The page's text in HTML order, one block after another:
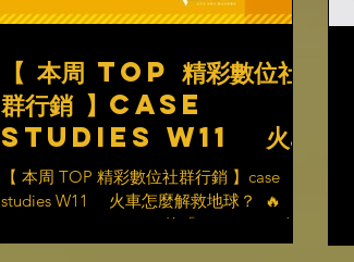
【 本周 TOP 精彩數位社
群行銷 】case
studies W11 火車
怎麼解救地球？
【 本周 TOP 精彩數位社群行銷 】case
studies W11 火車怎麼解救地球？ ​ 🔥
MBTA Commuter Rail 的「TRACKed」行銷
活動 🔥 ​ 🪧 品牌名稱 MBTA Commuter